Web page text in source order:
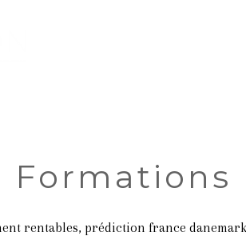
Formations
rentables, prédiction france